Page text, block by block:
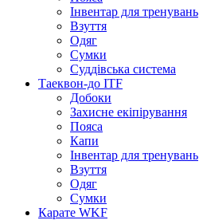
Інвентар для тренувань
Взуття
Одяг
Сумки
Суддівська система
Таеквон-до ITF
Добоки
Захисне екіпірування
Пояса
Капи
Інвентар для тренувань
Взуття
Одяг
Сумки
Карате WKF